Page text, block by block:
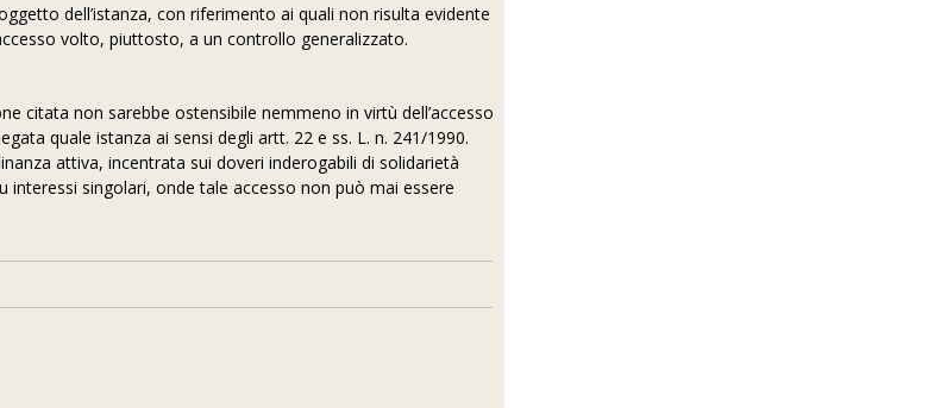
dell’istanza, con riferimento ai quali non risulta evidente
volto, piuttosto, a un controllo generalizzato.
citata non sarebbe ostensibile nemmeno in virtù dell’accesso
quale istanza ai sensi degli artt. 22 e ss. L. n. 241/1990.
attiva, incentrata sui doveri inderogabili di solidarietà
singolari, onde tale accesso non può mai essere